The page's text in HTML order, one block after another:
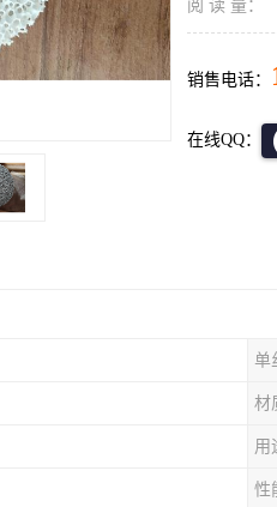
阅 读 量：
销售电话：
在线QQ：
单
材
用
性